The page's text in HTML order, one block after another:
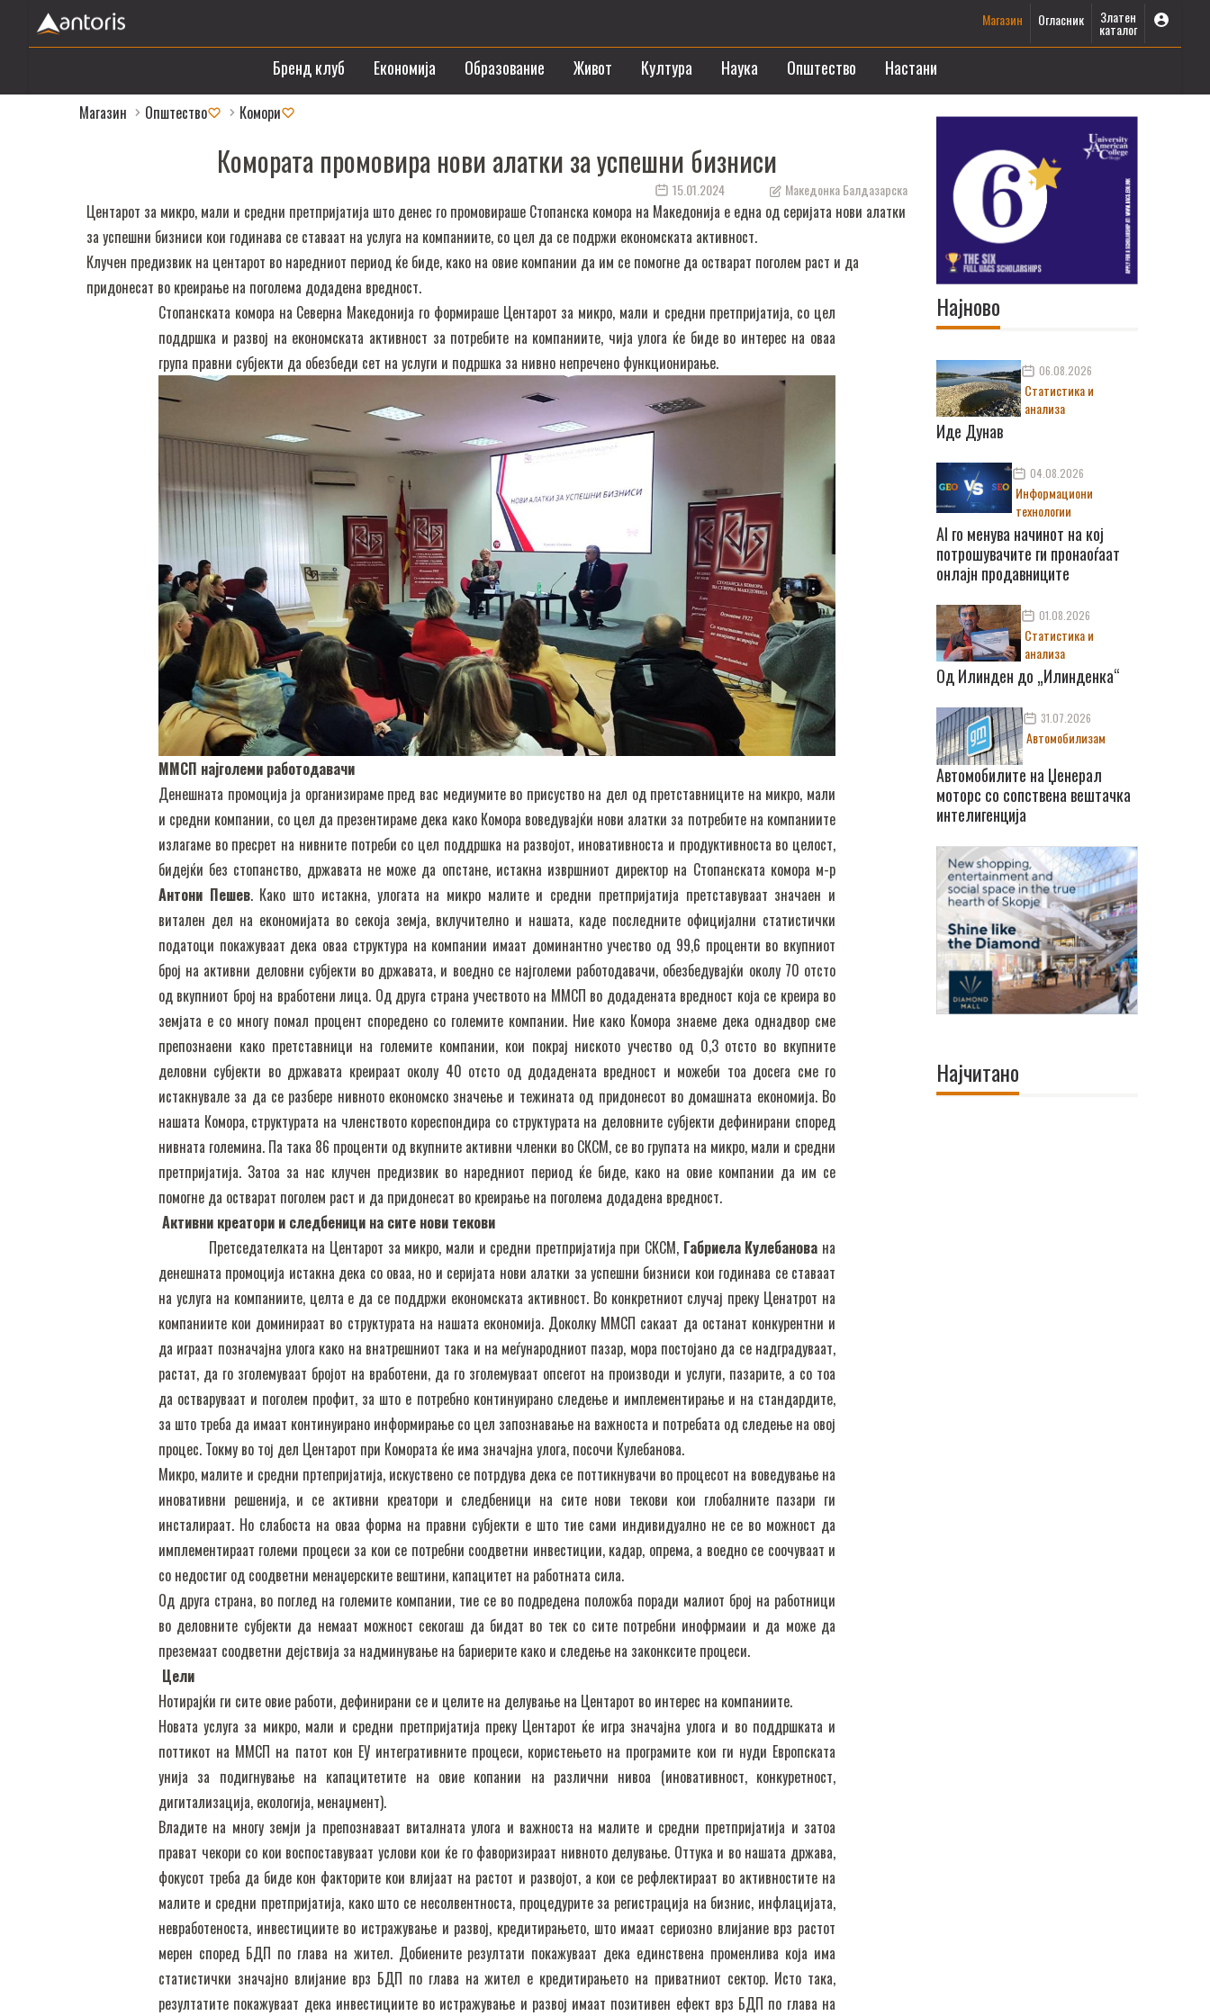
Магазин Огласник Златен
каталог
Бренд клуб Економија Образование Живот Култура Наука Општество Настани
Магазин Општество Комори
Комората промовира нови алатки за успешни бизниси
15.01.2024 Македонка Балдазарска
Центарот за микро, мали и средни претпријатија што денес го промовираше Стопанска комора на Македонија е една од серијата нови алатки
за успешни бизниси кои годинава се ставаат на услуга на компаниите, со цел да се подржи економската активност.
Клучен предизвик на центарот во наредниот период ќе биде, како на овие компании да им се помогне да остварат поголем раст и да
придонесат во креирање на поголема додадена вредност.
Стопанската комора на Северна Македонија го формираше Центарот за микро, мали и средни претпријатија, со цел
поддршка и развој на економската активност за потребите на компаниите, чија улога ќе биде во интерес на оваа
група правни субјекти да обезбеди сет на услуги и подршка за нивно непречено функционирање.
ММСП најголеми работодавачи
Денешната промоција ја организираме пред вас медиумите во присуство на дел од претставниците на микро, мали
и средни компании, со цел да презентираме дека како Комора воведувајќи нови алатки за потребите на компаниите
излагаме во пресрет на нивните потреби со цел поддршка на развојот, иновативноста и продуктивноста во целост,
бидејќи без стопанство, државата не може да опстане, истакна извршниот директор на Стопанската комора м-р
Антони Пешев. Како што истакна, улогата на микро малите и средни претпријатија претставуваат значаен и
витален дел на економијата во секоја земја, вклучително и нашата, каде последните официјални статистички
податоци покажуваат дека оваа структура на компании имаат доминантно учество од 99,6 проценти во вкупниот
број на активни деловни субјекти во државата, и воедно се најголеми работодавачи, обезбедувајќи околу 70 отсто
од вкупниот број на вработени лица. Од друга страна учеството на ММСП во додадената вредност која се креира во
земјата е со многу помал процент споредено со големите компании. Ние како Комора знаеме дека однадвор сме
препознаени како претставници на големите компании, кои покрај ниското учество од 0,3 отсто во вкупните
деловни субјекти во државата креираат околу 40 отсто од додадената вредност и можеби тоа досега сме го
истакнувале за да се разбере нивното економско значење и тежината од придонесот во домашната економија. Во
нашата Комора, структурата на членството кореспондира со структурата на деловните субјекти дефинирани според
нивната големина. Па така 86 проценти од вкупните активни членки во СКСМ, се во групата на микро, мали и средни
претпријатија. Затоа за нас клучен предизвик во наредниот период ќе биде, како на овие компании да им се
помогне да остварат поголем раст и да придонесат во креирање на поголема додадена вредност.
Активни креатори и следбеници на сите нови текови
Претседателката на Центарот за микро, мали и средни претпријатија при СКСМ, Габриела Кулебанова на
денешната промоција истакна дека со оваа, но и серијата нови алатки за успешни бизниси кои годинава се ставаат
на услуга на компаниите, целта е да се поддржи економската активност. Во конкретниот случај преку Ценатрот на
компаниите кои доминираат во структурата на нашата економија. Доколку ММСП сакаат да останат конкурентни и
да играат позначајна улога како на внатрешниот така и на меѓународниот пазар, мора постојано да се надградуваат,
растат, да го зголемуваат бројот на вработени, да го зголемуваат опсегот на производи и услуги, пазарите, а со тоа
да остваруваат и поголем профит, за што е потребно континуирано следење и имплементирање и на стандардите,
за што треба да имаат континуирано информирање со цел запознавање на важноста и потребата од следење на овој
процес. Токму во тој дел Центарот при Комората ќе има значајна улога, посочи Кулебанова.
Микро, малите и средни пртепријатија, искуствено се потрдува дека се поттикнувачи во процесот на воведување на
иновативни решенија, и се активни креатори и следбеници на сите нови текови кои глобалните пазари ги
инсталираат. Но слабоста на оваа форма на правни субјекти е што тие сами индивидуално не се во можност да
имплементираат големи процеси за кои се потребни соодветни инвестиции, кадар, опрема, а воедно се соочуваат и
со недостиг од соодветни менаџерските вештини, капацитет на работната сила.
Од друга страна, во поглед на големите компании, тие се во подредена положба поради малиот број на работници
во деловните субјекти да немаат можност секогаш да бидат во тек со сите потребни инофрмаии и да може да
преземаат соодветни дејствија за надминување на бариерите како и следење на законксите процеси.
Цели
Нотирајќи ги сите овие работи, дефинирани се и целите на делување на Центарот во интерес на компаниите.
Новата услуга за микро, мали и средни претпријатија преку Центарот ќе игра значајна улога и во поддршката и
поттикот на ММСП на патот кон ЕУ интегративните процеси, користењето на програмите кои ги нуди Европската
унија за подигнување на капацитетите на овие копании на различни нивоа (иновативност, конкуретност,
дигитализација, екологија, менаџмент).
Владите на многу земји ја препознаваат виталната улога и важноста на малите и средни претпријатија и затоа
прават чекори со кои воспоставуваат услови кои ќе го фаворизираат нивното делување. Оттука и во нашата држава,
фокусот треба да биде кон факторите кои влијаат на растот и развојот, а кои се рефлектираат во активностите на
малите и средни претпријатија, како што се несолвентноста, процедурите за регистрација на бизнис, инфлацијата,
невработеноста, инвестициите во истражување и развој, кредитирањето, што имаат сериозно влијание врз растот
мерен според БДП по глава на жител. Добиените резултати покажуваат дека единствена променлива која има
статистички значајно влијание врз БДП по глава на жител е кредитирањето на приватниот сектор. Исто така,
резултатите покажуваат дека инвестициите во истражување и развој имаат позитивен ефект врз БДП по глава на
Најново
06.08.2026
Статистика и
анализа
Иде Дунав
04.08.2026
Информациони
технологии
AI го менува начинот на кој
потрошувачите ги пронаоѓаат
онлајн продавниците
01.08.2026
Статистика и
анализа
Од Илинден до „Илинденка“
31.07.2026
Автомобилизам
Автомобилите на Џенерал
моторс со сопствена вештачка
интелигенција
Најчитано